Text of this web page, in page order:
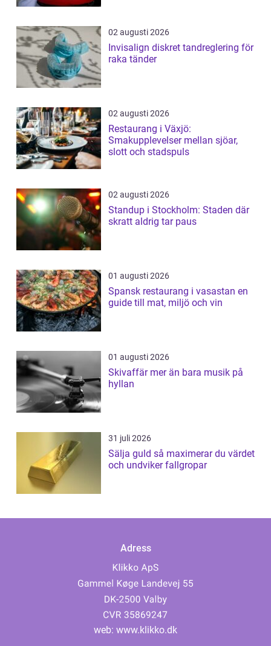
02 augusti 2026
Invisalign diskret tandreglering för
raka tänder
02 augusti 2026
Restaurang i Växjö:
Smakupplevelser mellan sjöar,
slott och stadspuls
02 augusti 2026
Standup i Stockholm: Staden där
skratt aldrig tar paus
01 augusti 2026
Spansk restaurang i vasastan en
guide till mat, miljö och vin
01 augusti 2026
Skivaffär mer än bara musik på
hyllan
31 juli 2026
Sälja guld så maximerar du värdet
och undviker fallgropar
Adress
web: www.klikko.dk